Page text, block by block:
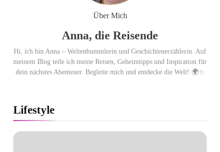
Travel: sicher, persönlich und gut
begleitetÜber Mich
Anna, die Reisende
Hi, ich bin Anna – Weltenbummlerin und Geschichtenerzählerin. Auf
meinem Blog teile ich meine Reisen, Geheimtipps und Inspiration für
dein nächstes Abenteuer. Begleite mich und entdecke die Welt! 🌍✨
Lifestyle